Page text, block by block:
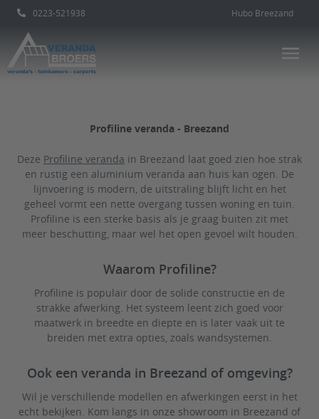
0223-521938 Hubo Breezand
Profiline veranda - Breezand
Deze Profiline veranda in Breezand laat goed zien hoe strak
en rustig een aluminium veranda aan huis kan ogen. De
lijnvoering is modern, de uitstraling blijft licht en het
geheel vormt een nette overgang tussen woning en tuin.
Profiline is een sterke basis als je graag buiten zit met
meer beschutting, maar wel het open gevoel wilt houden.
Waarom Profiline?
Profiline is populair door de solide constructie en de
strakke afwerking. Het systeem leent zich goed voor
maatwerk in breedte en diepte en is later vaak uit te
breiden met extra opties, zoals wandsystemen.
Ook een veranda in Breezand of omgeving?
Wil je verschillende modellen en afwerkingen eerst in het
echt bekijken. Kom langs in onze showroom in Breezand of